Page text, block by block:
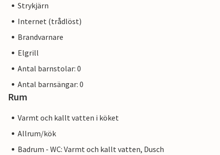
Strykjärn
Internet (trådlöst)
Brandvarnare
Elgrill
Antal barnstolar: 0
Antal barnsängar: 0
Rum
Varmt och kallt vatten i köket
Allrum/kök
Badrum - WC: Varmt och kallt vatten, Dusch